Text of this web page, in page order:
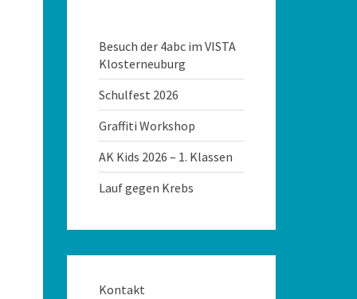
Besuch der 4abc im VISTA
Klosterneuburg
Schulfest 2026
Graffiti Workshop
AK Kids 2026 – 1. Klassen
Lauf gegen Krebs
Kontakt